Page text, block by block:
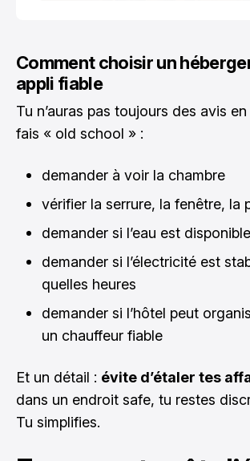
Comment choisir un
appli fiable
Tu n’auras pas toujours des avis
fais « old school » :
demander à voir la chambre
vérifier la serrure, la fenêtre, la
demander si l’eau est
demander si l’électricité est
quelles heures
demander si l’hôtel peut
un chauffeur fiable
Et un détail : évite d’étaler tes
dans un endroit safe, tu restes
Tu simplifies.